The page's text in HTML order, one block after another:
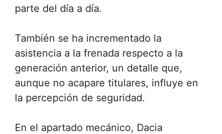
parte del día a día.
También se ha incrementado la
asistencia a la frenada respecto a la
generación anterior, un detalle que,
aunque no acapare titulares, influye en
la percepción de seguridad.
En el apartado mecánico, Dacia